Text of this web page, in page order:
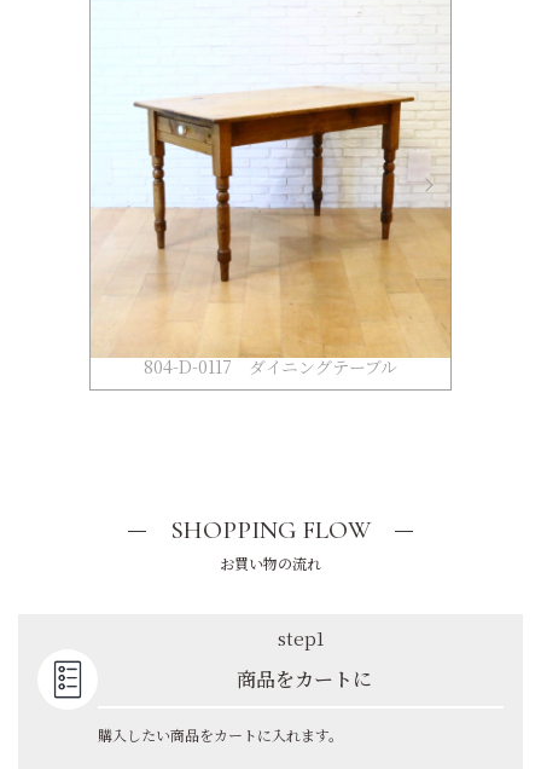
804-D-0117 ダイニングテーブル
SHOPPING FLOW
お買い物の流れ
step1
商品をカートに
購入したい商品をカートに入れます。